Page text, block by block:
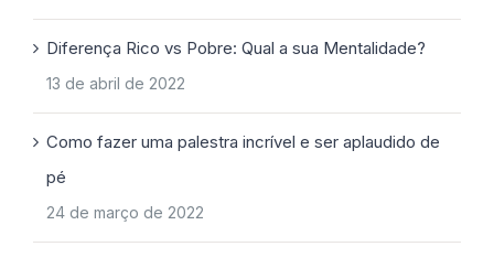
Diferença Rico vs Pobre: Qual a sua Mentalidade?
13 de abril de 2022
Como fazer uma palestra incrível e ser aplaudido de
pé
24 de março de 2022